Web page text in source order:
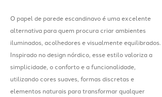
O papel de parede escandinavo é uma excelente
alternativa para quem procura criar ambientes
iluminados, acolhedores e visualmente equilibrados.
Inspirado no design nórdico, esse estilo valoriza a
simplicidade, o conforto e a funcionalidade,
utilizando cores suaves, formas discretas e
elementos naturais para transformar qualquer